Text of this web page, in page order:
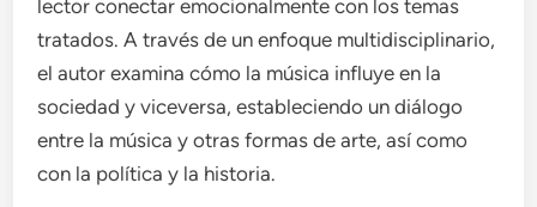
lector conectar emocionalmente con los temas
tratados. A través de un enfoque multidisciplinario,
el autor examina cómo la música influye en la
sociedad y viceversa, estableciendo un diálogo
entre la música y otras formas de arte, así como
con la política y la historia.